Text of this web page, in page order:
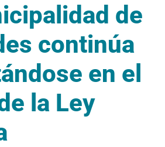
de
continúa
en el
la Ley